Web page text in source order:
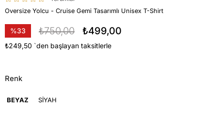
Oversize Yolcu - Cruise Gemi Tasarımlı Unisex T-Shirt
%33
İndirim
₺750,00 ₺499,00
₺249,50 `den başlayan taksitlerle
Renk
BEYAZ SİYAH